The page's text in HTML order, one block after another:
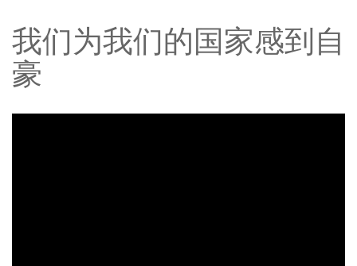
我们为我们的国家感到自
豪